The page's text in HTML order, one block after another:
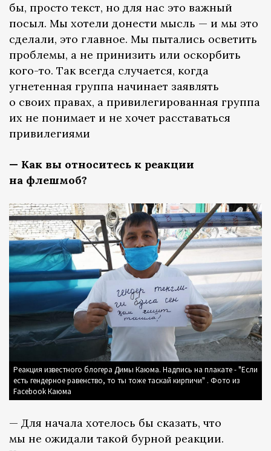
бы, просто текст, но для нас это важный
посыл. Мы хотели донести мысль — и мы это
сделали, это главное. Мы пытались осветить
проблемы, а не принизить или оскорбить
кого-то. Так всегда случается, когда
угнетенная группа начинает заявлять
о своих правах, а привилегированная группа
их не понимает и не хочет расставаться
привилегиями
— Как вы относитесь к реакции
на флешмоб?
Реакция известного блогера Димы Каюма. Надпись на плакате - "Если
есть гендерное равенство, то ты тоже таскай кирпичи" . Фото из
Facebook Каюма
— Для начала хотелось бы сказать, что
мы не ожидали такой бурной реакции.